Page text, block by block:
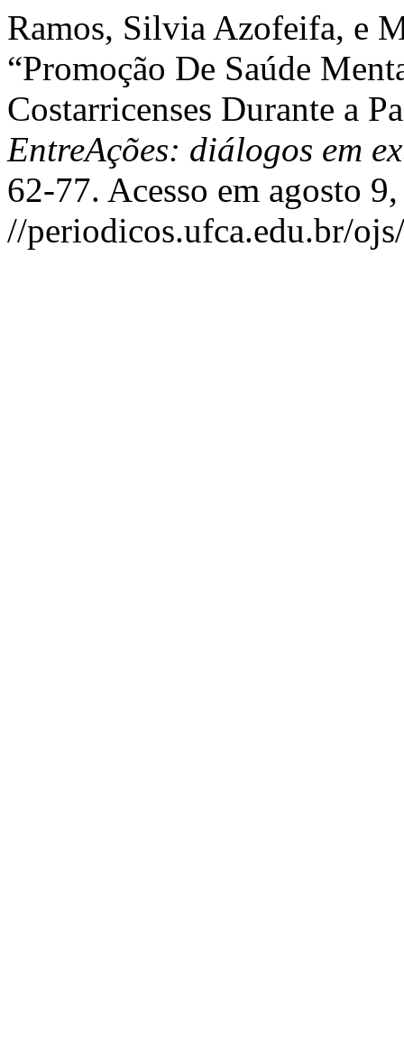
Ramos, Silvia Azofeifa, e
“Promoção De Saúde
Costarricenses Durante a
EntreAções: diálogos em
62-77. Acesso em agosto
//periodicos.ufca.edu.br/